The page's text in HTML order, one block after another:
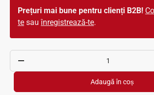
Prețuri mai bune pentru clienți B2B!
te sauînregistrează-te.
Scade cantitatea
Adaugă în coș